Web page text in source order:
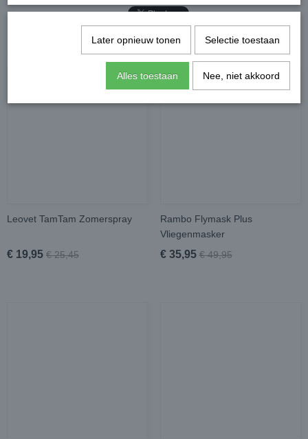
Ook interessant
Leovet TamTam Zomerspray
€ 19,95 € 25,45
Rambo Flymask Plus
Vliegenmasker
€ 35,95 € 49,95
Later opnieuw tonen Selectie toestaan
Alles toestaan Nee, niet akkoord